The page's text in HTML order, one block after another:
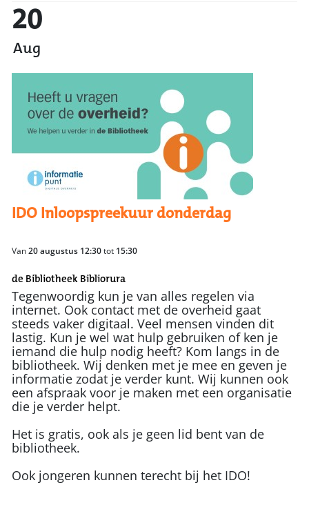
20
Aug
IDO Inloopspreekuur donderdag
Van20 augustus 12:30tot 15:30
de Bibliotheek Bibliorura
Tegenwoordig kun je van alles regelen via
internet. Ook contact met de overheid gaat
steeds vaker digitaal. Veel mensen vinden dit
lastig. Kun je wel wat hulp gebruiken of ken je
iemand die hulp nodig heeft? Kom langs in de
bibliotheek. Wij denken met je mee en geven je
informatie zodat je verder kunt. Wij kunnen ook
een afspraak voor je maken met een organisatie
die je verder helpt.
Het is gratis, ook als je geen lid bent van de
bibliotheek.
Ook jongeren kunnen terecht bij het IDO!